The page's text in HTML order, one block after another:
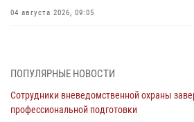
04 августа 2026, 09:05
03 августа 2026, 13:43 1
Росгвардейцы обеспечили безопасность
Толстовского района
ПОПУЛЯРНЫЕ НОВОСТИ
Сотрудники вневедомственной охраны
профессиональной подготовки